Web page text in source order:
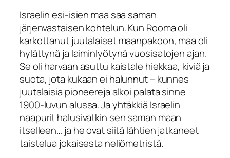
Israelin esi-isien maa saa saman
järjenvastaisen kohtelun. Kun Rooma oli
karkottanut juutalaiset maanpakoon, maa oli
hylättynä ja laiminlyötynä vuosisatojen ajan.
Se oli harvaan asuttu kaistale hiekkaa, kiviä ja
suota, jota kukaan ei halunnut – kunnes
juutalaisia pioneereja alkoi palata sinne
1900-luvun alussa. Ja yhtäkkiä Israelin
naapurit halusivatkin sen saman maan
itselleen… ja he ovat siitä lähtien jatkaneet
taistelua jokaisesta neliömetristä.